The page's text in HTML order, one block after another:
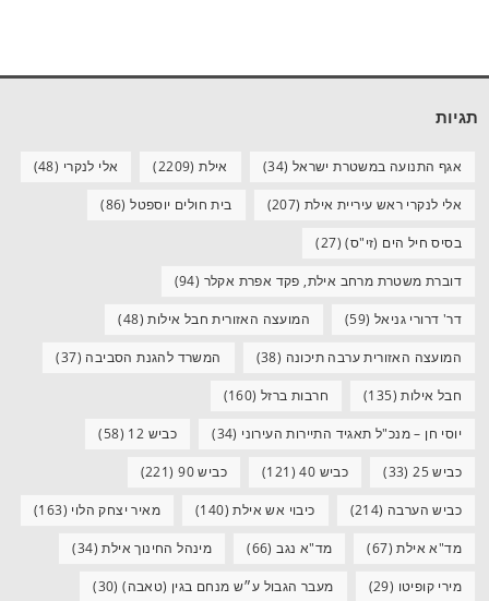
תגיות
אגף התנועה במשטרת ישראל (34) אילת(2209) אלי לנקרי (48)
אלי לנקרי ראש עיריית אילת (207) בית חולים יוספטל(86)
בסיס חיל הים (זי"ס)(27)
דוברת משטרת מרחב אילת, פקד אפרת אקלר (94)
דר' דרורי גניאל (59) המועצה האזורית חבל אילות(48)
המועצה האזורית ערבה תיכונה (38) המשרד להגנת הסביבה (37)
חבל אילות(135) חרבות ברזל (160)
יוסי חן – מנכ"ל תאגיד התיירות העירוני (34) כביש 12 (58)
כביש 25 (33) כביש 40 (121) כביש 90 (221)
כביש הערבה (214) כיבוי אש אילת(140) מאיר יצחק הלוי (163)
מד"א אילת(67) מד"א נגב(66) מינהל החינוך אילת(34)
מירי קופיטו (29) מעבר הגבול ע״ש מנחם בגין (טאבה)(30)